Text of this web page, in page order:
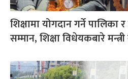
शिक्षामा योगदान गर्ने पालिका
सम्मान, शिक्षा विधेयकबारे